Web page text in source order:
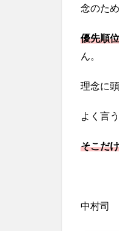
念のた
優先順位
ん。
理念に
よく言
そこだ
中村司